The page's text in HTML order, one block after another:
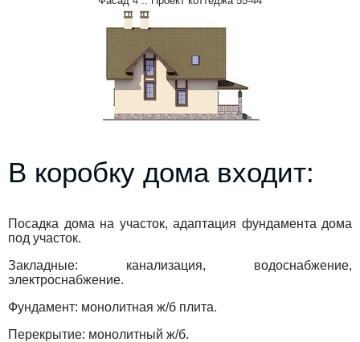
В коробку дома входит:
Посадка дома на участок, адаптация фундамента дома
под участок.
Закладные: канализация, водоснабжение,
электроснабжение.
Фундамент: монолитная ж/б плита.
Перекрытие: монолитный ж/б.